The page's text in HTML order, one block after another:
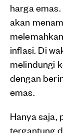
harga
akan
inflasi. Di
melindungi
dengan
emas.
Hanya saja,
tergantung